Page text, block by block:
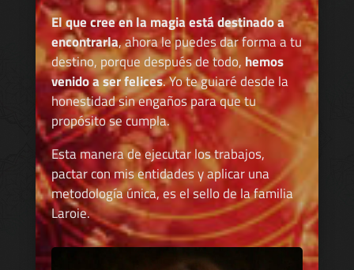
El que cree en la magia está destinado a
encontrarla, ahora le puedes dar forma a tu
destino, porque después de todo, hemos
venido a ser felices. Yo te guiaré desde la
honestidad sin engaños para que tu
propósito se cumpla.
Esta manera de ejecutar los trabajos,
pactar con mis entidades y aplicar una
metodología única, es el sello de la familia
Laroie.